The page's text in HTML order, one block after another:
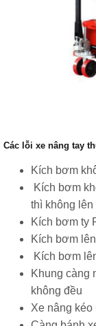
Các lỗi xe nâng tay
Kích bơm
Kích bơm
thì không lên
Kích bơm ty
Kích bơm
Kích bơm
Khung càng
không đều
Xe nâng